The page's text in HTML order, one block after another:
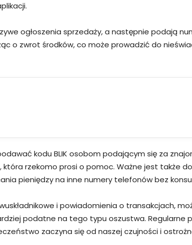
ogłoszenia sprzedaży, a następnie podają
o zwrot środków, co może prowadzić do
kodu BLIK osobom podającym się za
rzekomo prosi o pomoc. Ważne jest także
pieniędzy na inne numery telefonów bez
i powiadomienia o transakcjach,
podatne na tego typu oszustwa. Regularne
zaczyna się od naszej czujności i